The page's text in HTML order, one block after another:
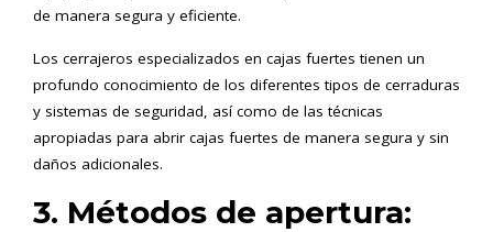
de manera segura y eficiente.
Los cerrajeros especializados en cajas fuertes tienen un
profundo conocimiento de los diferentes tipos de cerraduras
y sistemas de seguridad, así como de las técnicas
apropiadas para abrir cajas fuertes de manera segura y sin
daños adicionales.
3. Métodos de apertura: